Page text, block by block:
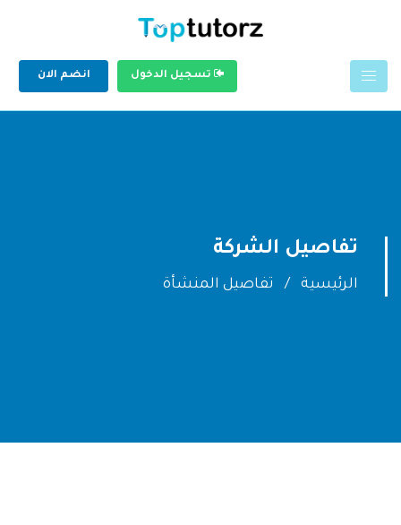
تسجيل الدخول انضم الان
تفاصيل الشركة
الرئيسية تفاصيل المنشأة